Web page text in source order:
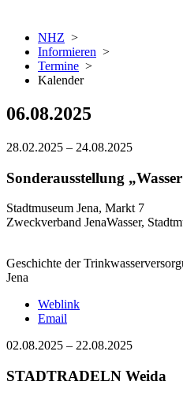
NHZ >
Informieren >
Termine >
Kalender
06.08.2025
28.02.2025 – 24.08.2025
Sonderausstellung
Stadtmuseum Jena, Markt 7
Zweckverband JenaWasser,
Geschichte der
Jena
Weblink
Email
02.08.2025 – 22.08.2025
STADTRADELN Weida